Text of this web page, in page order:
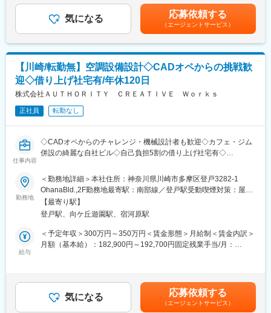
件の改善や、住宅手当や資格手当の導入など福利厚生の充実にも
取り組んでいます。
■当社の特徴／魅力：
1974年創業。1997年パナソニックビルダーズグループに加盟。
2016年飯田グループホールディングスのグループ会社となりま
す。その後、東栄住宅の子会社となり現在まで6期連続黒字達成し
ております。2021年には本社以外の初拠点として渋谷営業所を開
設し、その後も新たな拠点開設を現在計画中です。
（1）ECサイトを通した問い合わせ
※資料請求や見積もりのみの問い合わせは、窓口担当が対応しま
す。
ために現地調査の日程を決めます。
↓
（3）現地調査
めに現地へ向かいます。遠方の場合は協力会社に依頼することが
可能です。
（4）見積・図面作成・提案：
調査内容をもとに見積・図面作成を行ない、お客様に提案。成約
↓
（5）工事進行フォロー
パートナー企業約50社の中から、工事業者を手配。工事中は定期
的に現地に伺い、進捗を確認します。引き渡し後もアフターフォ
■お客様に選ばれるポイント：
サービスを提供することができています。高い評価も受けてお
り、今後さらに依頼が増えていく見込みです。
あなたの経験や能力などを考慮して初任給額を決定いたします。■
昇給年1回（1月）■賞与年2回（8月・11月）■年収例：・360万円
／25歳・入社1年目・450万円／33歳・入社3年目・550万円／40
歳・入社7年目※あくまでモデル年収です。賃金はあくまでも目安
の金額であり、選考を通じて上下する可能性があります。月給(月
額)は固定手当を含めた表記です。
気になる 応募依頼する
（エージェントサービス）
【川崎/転勤無】空調設備設計◇CADオペからの挑戦歓
迎◇借り上げ社宅有/年休120日
株式会社ＡＵＴＨＯＲＩＴＹ ＣＲＥＡＴＩＶＥ Ｗｏｒｋｓ
正社員 転勤なし
仕事内容
◇CADオペからのチャレンジ・機械設計者も歓迎◇カフェ・ジム
併設の綺麗な自社ビル◇自己負担5割の借り上げ社宅有◇
空調換気設備やダクト設備、給排水設備の設計をお任せします。
入社直後はCADオペレーターとして先輩社員の作図補助からスタ
ートいただくので、異業界出身の方も安心です。
■作図ツール
FILDER SiX（フィルダーシックス）という空調・給排水設備の設
計に特化したツールを利用いただきます。
AutoCAD、JwCAD等の利用経験があれば、早期にキャッチアップ
■設計対象
空調・給排水の設備工事に係る設計となります。
個人住宅・店舗・オフィス・工場・行政施設…と幅広い施設・建
勤務地
＜勤務地詳細＞本社住所：神奈川県川崎市多摩区登戸3282-1
OhanaBld.,2F勤務地最寄駅：南部線／登戸駅受動喫煙対策：屋内
全面禁煙
【最寄り駅】
登戸駅、向ケ丘遊園駅、宿河原駅
給与
＜予定年収＞300万円～350万円＜賃金形態＞月給制＜賃金内訳＞
月額（基本給）：182,900円～192,700円固定残業手当/月：
昇給：年1回賃金はあくまでも目安の金額であり、選考を通じて上
下する可能性があります。月給(月額)は固定手当を含めた表記で
気になる 応募依頼する
（エージェントサービス）